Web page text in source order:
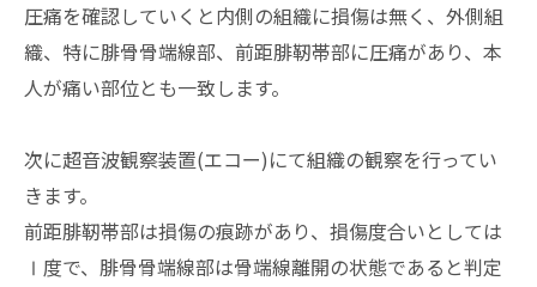
圧痛を確認していくと内側の組織に損傷は無く、外側組
織、特に腓骨骨端線部、前距腓靭帯部に圧痛があり、本
人が痛い部位とも一致します。
次に超音波観察装置(エコー)にて組織の観察を行ってい
きます。
前距腓靭帯部は損傷の痕跡があり、損傷度合いとしては
Ⅰ度で、腓骨骨端線部は骨端線離開の状態であると判定